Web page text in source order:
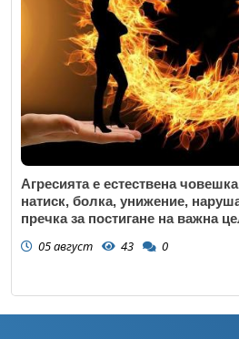
Агресията е естествена
натиск, болка, унижение,
пречка за постигане на важна
05 август 43 0